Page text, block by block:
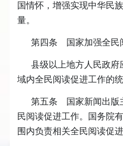
国情怀，增强实现中华民
量。
第四条 国家加强全民
县级以上地方人民政府
域内全民阅读促进工作的统
第五条 国家新闻出版
民阅读促进工作。国务院
围内负责相关全民阅读促进